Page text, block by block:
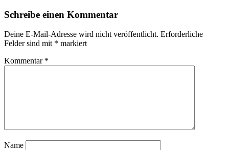
Schreibe einen Kommentar
Deine E-Mail-Adresse wird nicht veröffentlicht. Erforderliche
Felder sind mit * markiert
Kommentar *
Name